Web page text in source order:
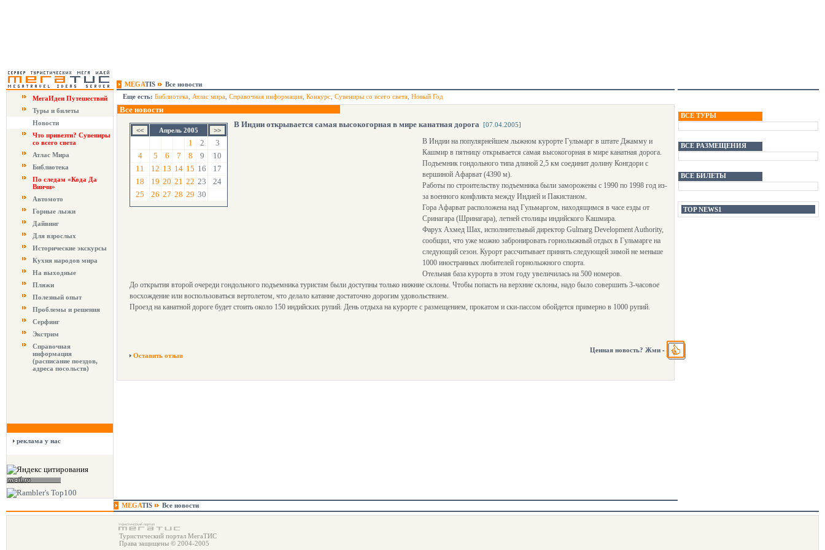
MEGATIS
Все новости
МегаИдеи Путешествий
Туры и билеты
Новости
Что привезти? Сувениры
со всего света
Атлас Мира
Библиотека
По следам «Кода Да
Винчи»
Автомото
Горные лыжи
Дайвинг
Для взрослых
Исторические экскурсы
Кухня народов мира
На выходные
Пляжи
Полезный опыт
Проблемы и решения
Серфинг
Экстрим
Справочная
информация
(расписание поездов,
адреса посольств)
реклама у нас
Еще есть: Библиотека Атлас мира Справочная информация Конкурс Сувениры со всего света Новый Год
Все новости
Апрель 2005
1 2
3
4
5 6 7 8 9
10
11
12 13 14 15 16
17
18
19 20 21 22 23
24
25
26 27 28 29 30
В Индии открывается самая высокогорная в мире канатная дорога [07.04.2005]
В Индии на популярнейшем лыжном курорте Гульмарг в штате Джамму и
Кашмир в пятницу открывается самая высокогорная в мире канатная дорога.
Подъемник гондольного типа длиной 2,5 км соединит долину Конгдори с
вершиной Афарват (4390 м).
Работы по строительству подъемника были заморожены с 1990 по 1998 год из-
за военного конфликта между Индией и Пакистаном.
Гора Афарват расположена над Гульмаргом, находящимся в часе езды от
Сринагара (Шринагара), летней столицы индийского Кашмира.
Фарух Ахмед Шах, исполнительный директор Gulmarg Development Authority,
сообщил, что уже можно забронировать горнолыжный отдых в Гульмарге на
следующий сезон. Курорт рассчитывает принять следующей зимой не меньше
1000 иностранных любителей горнолыжного спорта.
Отельная база курорта в этом году увеличилась на 500 номеров.
До открытия второй очереди гондольного подъемника туристам были доступны только нижние склоны. Чтобы попасть на верхние склоны, надо было совершить 3-часовое
восхождение или воспользоваться вертолетом, что делало катание достаточно дорогим удовольствием.
Проезд на канатной дороге будет стоить около 150 индийских рупий. День отдыха на курорте с размещением, прокатом и ски-пассом обойдется примерно в 1000 рупий.
Оставить отзыв
Ценная новость? Жми -
ВСЕ ТУРЫ
ВСЕ РАЗМЕЩЕНИЯ
ВСЕ БИЛЕТЫ
TOP NEWS1
MEGATIS Все новости
Туристический портал МегаТИС
Права защищены © 2004-2005